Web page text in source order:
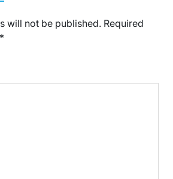
will not be published. Required
*